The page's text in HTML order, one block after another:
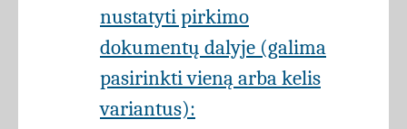
nustatyti pirkimo
dokumentų dalyje (galima
pasirinkti vieną arba kelis
variantus):